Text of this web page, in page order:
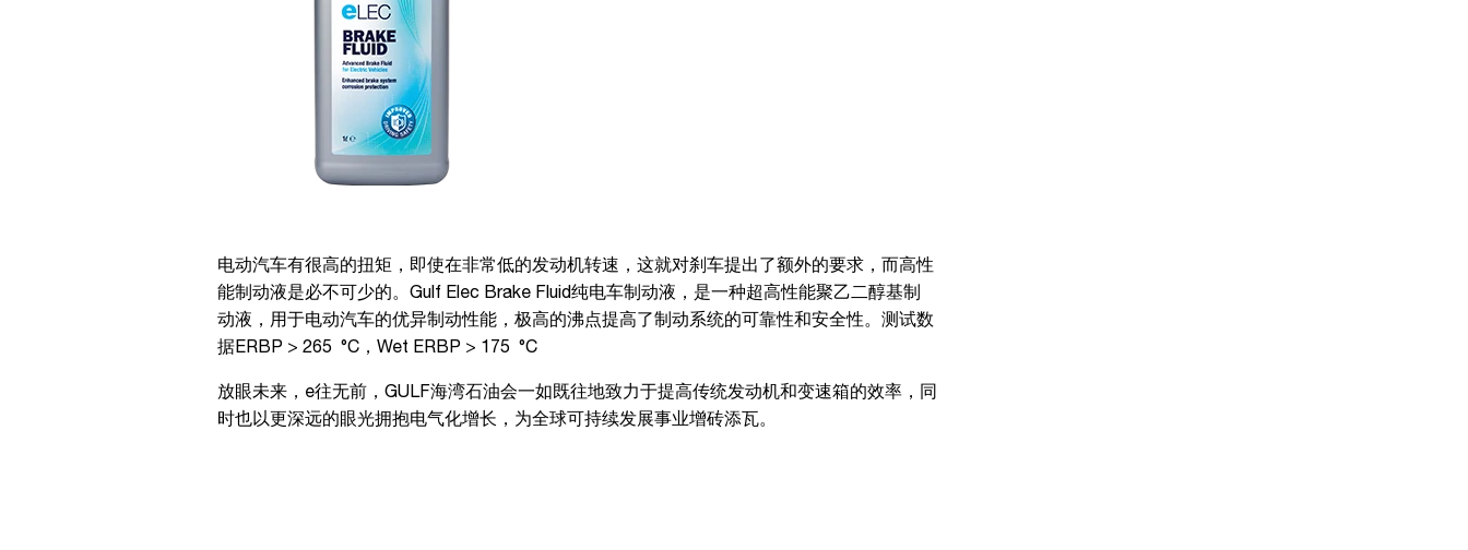
电动汽车有很高的扭矩，即使在非常低的发动机转速，这就对刹车提出了额外的要求，而高性
能制动液是必不可少的。Gulf Elec Brake Fluid纯电车制动液，是一种超高性能聚乙二醇基制
动液，用于电动汽车的优异制动性能，极高的沸点提高了制动系统的可靠性和安全性。测试数
据ERBP > 265 °C，Wet ERBP > 175 °C
放眼未来，e往无前，GULF海湾石油会一如既往地致力于提高传统发动机和变速箱的效率，同
时也以更深远的眼光拥抱电气化增长，为全球可持续发展事业增砖添瓦。